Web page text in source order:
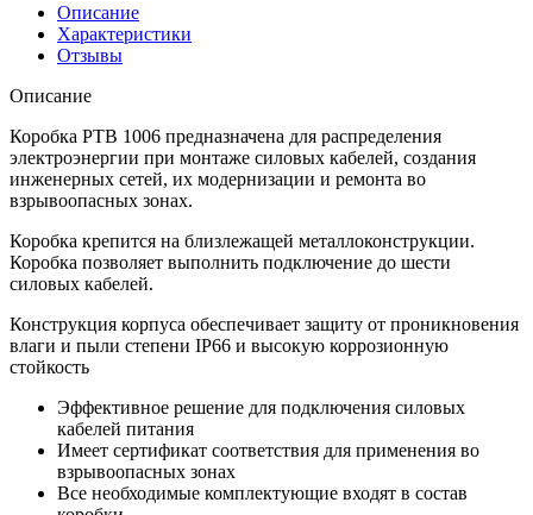
Описание
Характеристики
Отзывы
Описание
Коробка РТВ 1006 предназначена для распределения
электроэнергии при монтаже силовых кабелей, создания
инженерных сетей, их модернизации и ремонта во
взрывоопасных зонах.
Коробка крепится на близлежащей металлоконструкции.
Коробка позволяет выполнить подключение до шести
силовых кабелей.
Конструкция корпуса обеспечивает защиту от проникновения
влаги и пыли степени IP66 и высокую коррозионную
стойкость
Эффективное решение для подключения силовых
кабелей питания
Имеет сертификат соответствия для применения во
взрывоопасных зонах
Все необходимые комплектующие входят в состав